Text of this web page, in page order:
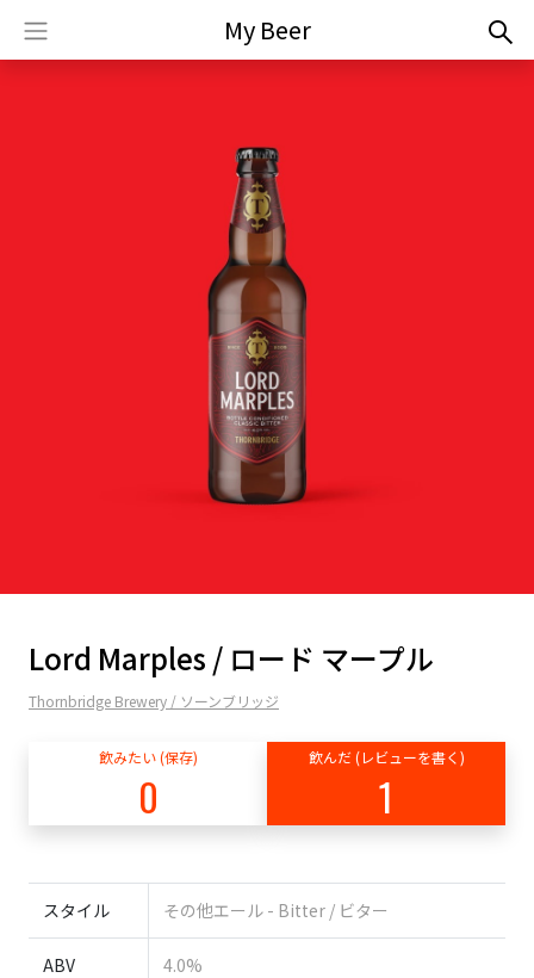
My Beer
Lord Marples / ロード マープル
Thornbridge Brewery / ソーンブリッジ
飲みたい (保存)
0
飲んだ (レビューを書く)
1
スタイル その他エール - Bitter / ビター
ABV 4.0%